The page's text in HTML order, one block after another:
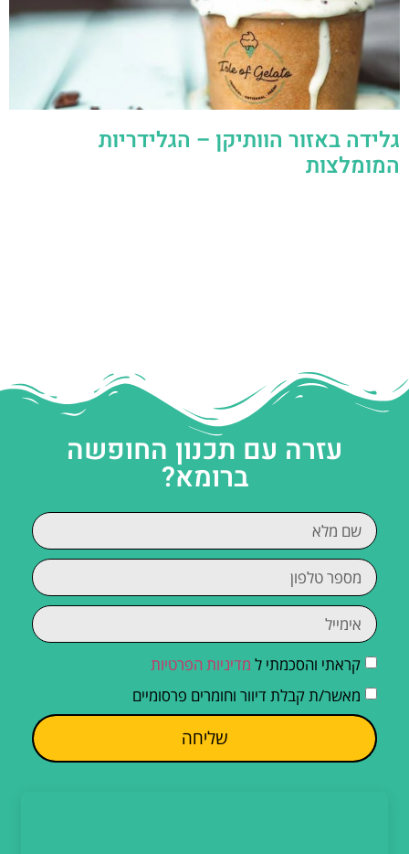
גלידה באזור הוותיקן – הגלידריות
המומלצות
עזרה עם תכנון החופשה
ברומא?
קראתי והסכמתי ל מדיניות הפרטיות
מאשר/ת קבלת דיוור וחומרים פרסומיים
שליחה